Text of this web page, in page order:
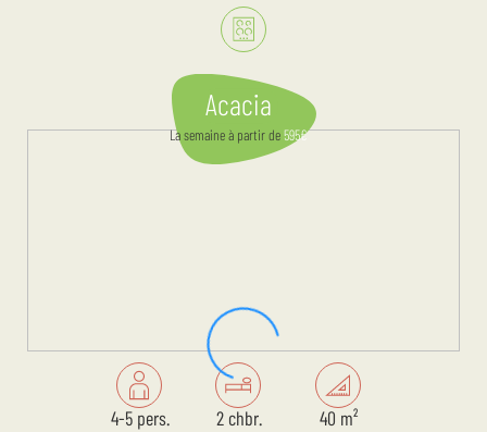
Acacia
La semaineà partir de595€
4-5 pers. 2 chbr. 40 m²